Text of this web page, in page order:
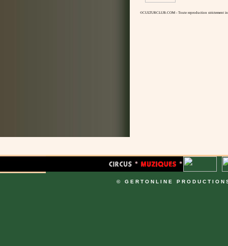
©CULTURCLUB.COM - Toute reproduction strictement
© GERTONLINE